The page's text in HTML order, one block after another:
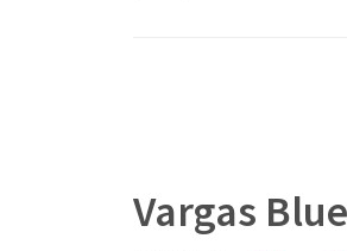
Vargas